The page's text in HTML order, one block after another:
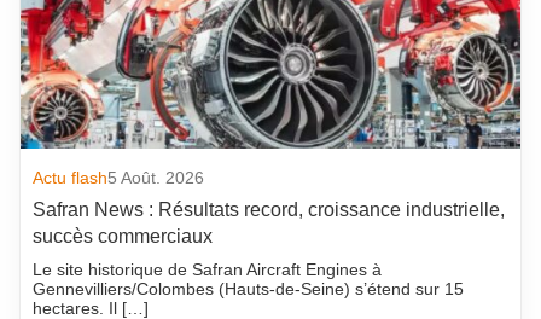
Actu flash5 Août. 2026
Safran News : Résultats record, croissance industrielle,
succès commerciaux
Le site historique de Safran Aircraft Engines à
Gennevilliers/Colombes (Hauts-de-Seine) s’étend sur 15
hectares. Il […]